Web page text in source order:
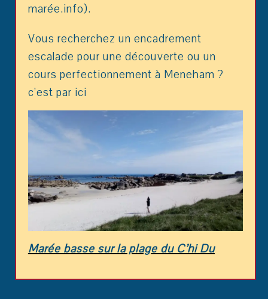
marée.info).
Vous recherchez un encadrement
escalade pour une découverte ou un
cours perfectionnement à Meneham ?
c’est par ici
Marée basse sur la plage du C’hi Du